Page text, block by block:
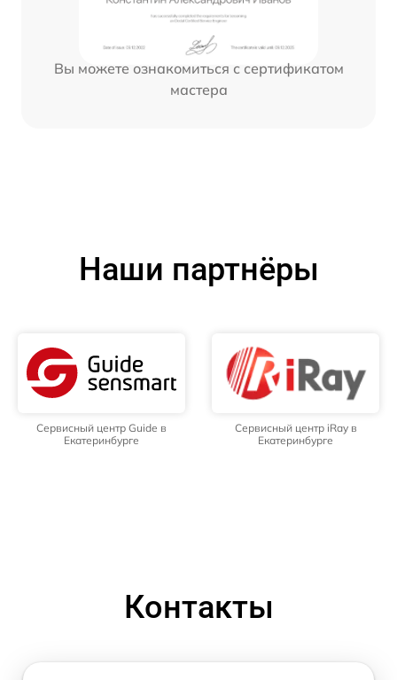
Вы можете ознакомиться с сертификатом
мастера
Наши партнёры
Сервисный центр Guide в
Екатеринбурге
Сервисный центр iRay в
Екатеринбурге
Контакты